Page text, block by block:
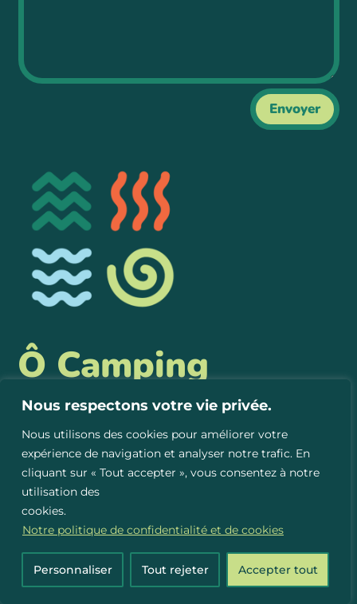
Nous respectons votre vie privée.
Nous utilisons des cookies pour améliorer votre
expérience de navigation et analyser notre trafic. En
cliquant sur « Tout accepter », vous consentez à notre
utilisation des
cookies.
Notre politique de confidentialité et de cookies
Personnaliser Tout rejeter Accepter tout
Envoyer
Ô Camping
Aventure Villégiature
308, chemin Allard,L’Avenir
QuébecCanada J0C 1B0
819 394-2556